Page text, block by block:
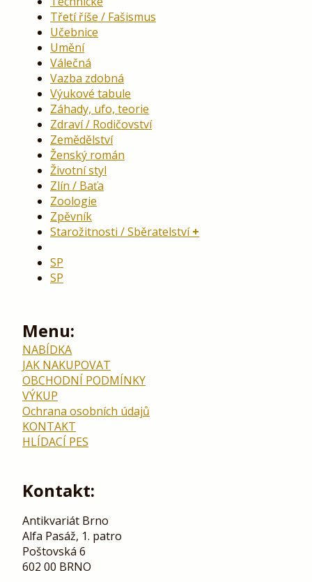
Třetí říše / Fašismus
Učebnice
Umění
Válečná
Vazba zdobná
Výukové tabule
Záhady, ufo, teorie
Zdraví / Rodičovství
Zemědělství
Ženský román
Životní styl
Zlín / Baťa
Zoologie
Zpěvník
Starožitnosti / Sběratelství
SP
SP
Menu:
NABÍDKA
JAK NAKUPOVAT
OBCHODNÍ PODMÍNKY
VÝKUP
Ochrana osobních údajů
KONTAKT
HLÍDACÍ PES
Kontakt:
Antikvariát Brno
Alfa Pasáž, 1. patro
Poštovská 6
602 00 BRNO